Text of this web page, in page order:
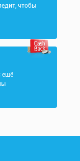
чтобы
ещё